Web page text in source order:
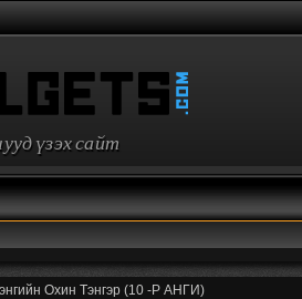
үзэх сайт
Охин Тэнгэр (10 -Р АНГИ)